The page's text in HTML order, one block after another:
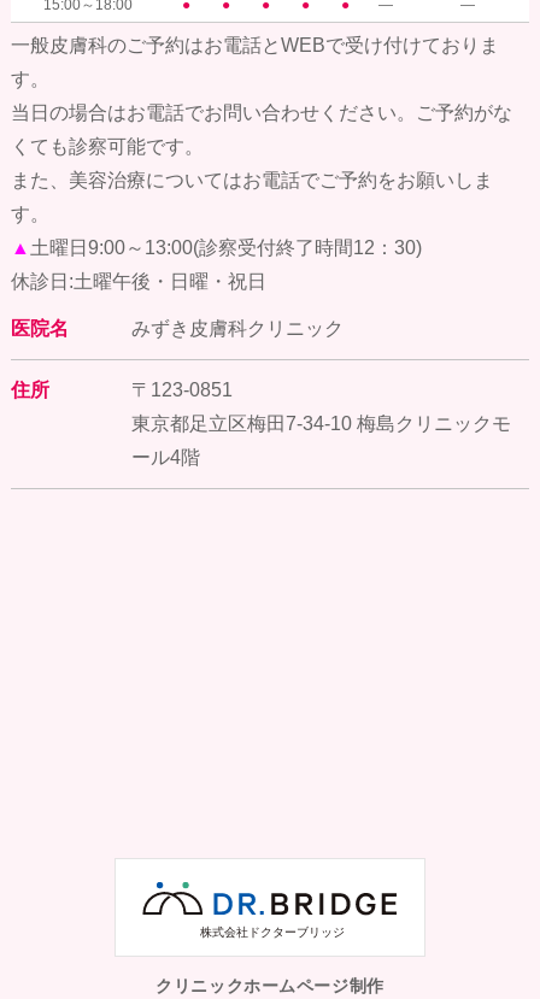
15:00～18:00 ● ● ● ● ● ― ―
一般皮膚科のご予約はお電話とWEBで受け付けておりま
す。
当日の場合はお電話でお問い合わせください。ご予約がな
くても診察可能です。
また、美容治療についてはお電話でご予約をお願いしま
す。
▲ 土曜日9:00～13:00(診察受付終了時間12：30)
休診日:土曜午後・日曜・祝日
医院名 みずき皮膚科クリニック
住所
〒123-0851
東京都足立区梅田7-34-10 梅島クリニックモ
ール4階
クリニックホームページ制作